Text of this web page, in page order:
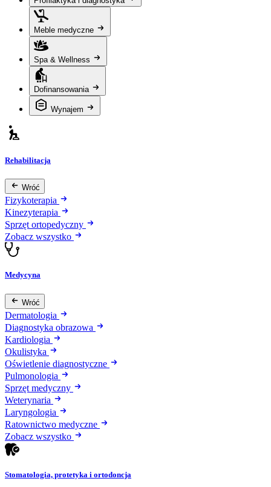
Meble medyczne
Spa & Wellness
Dofinansowania
Wynajem
Rehabilitacja
Wróć
Fizykoterapia
Kinezyterapia
Sprzęt ortopedyczny
Zobacz wszystko
Medycyna
Wróć
Dermatologia
Diagnostyka obrazowa
Kardiologia
Okulistyka
Oświetlenie diagnostyczne
Pulmonologia
Sprzęt medyczny
Weterynaria
Laryngologia
Ratownictwo medyczne
Zobacz wszystko
Stomatologia, protetyka i ortodoncja